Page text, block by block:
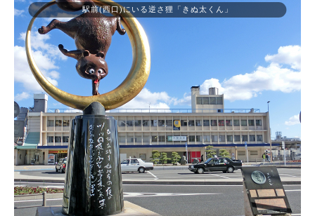
駅前(西口)にいる逆さ狸「きぬ太くん」